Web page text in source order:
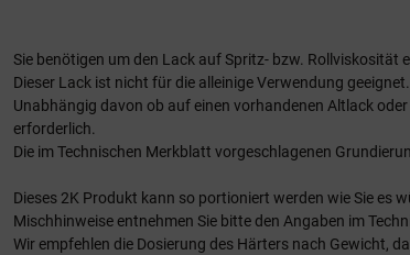
Sie benötigen um den Lack auf Spritz- bzw. Rollviskosität
Dieser Lack ist nicht für die alleinige Verwendung geeignet.
Unabhängig davon ob auf einen vorhandenen Altlack
erforderlich.
Die im Technischen Merkblatt vorgeschlagenen
Dieses 2K Produkt kann so portioniert werden wie Sie es
Mischhinweise entnehmen Sie bitte den Angaben im
Wir empfehlen die Dosierung des Härters nach Gewicht,